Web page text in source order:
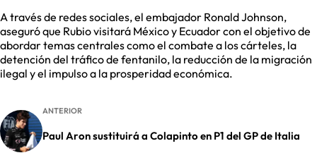
A través de redes sociales, el embajador Ronald Johnson,
aseguró que Rubio visitará México y Ecuador con el objetivo de
abordar temas centrales como el combate a los cárteles, la
detención del tráfico de fentanilo, la reducción de la migración
ilegal y el impulso a la prosperidad económica.
ANTERIOR
Paul Aron sustituirá a Colapinto en P1 del GP de Italia